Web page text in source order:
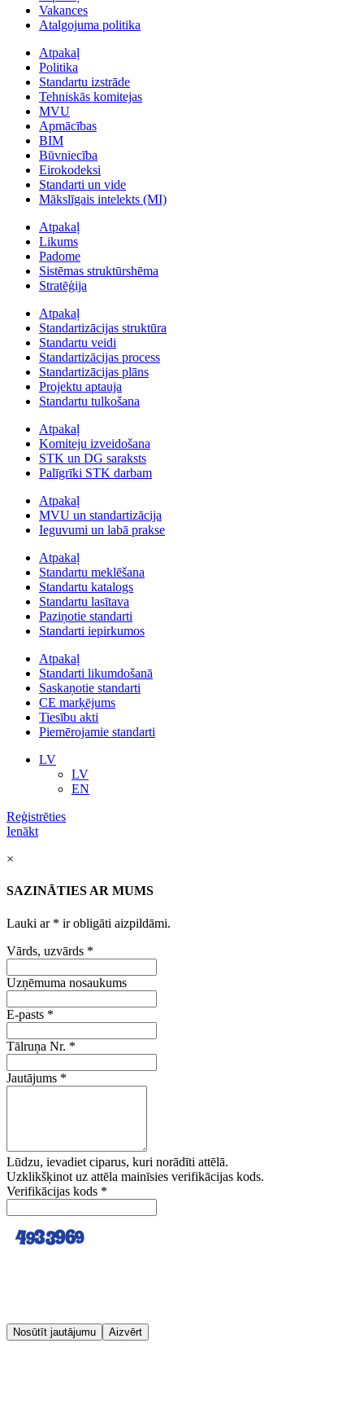
Vakances
Atalgojuma politika
Atpakaļ
Politika
Standartu izstrāde
Tehniskās komitejas
MVU
Apmācības
BIM
Būvniecība
Eirokodeksi
Standarti un vide
Mākslīgais intelekts (MI)
Atpakaļ
Likums
Padome
Sistēmas struktūrshēma
Stratēģija
Atpakaļ
Standartizācijas struktūra
Standartu veidi
Standartizācijas process
Standartizācijas plāns
Projektu aptauja
Standartu tulkošana
Atpakaļ
Komiteju izveidošana
STK un DG saraksts
Palīgrīki STK darbam
Atpakaļ
MVU un standartizācija
Ieguvumi un labā prakse
Atpakaļ
Standartu meklēšana
Standartu katalogs
Standartu lasītava
Paziņotie standarti
Standarti iepirkumos
Atpakaļ
Standarti likumdošanā
Saskaņotie standarti
CE marķējums
Tiesību akti
Piemērojamie standarti
LV
LV
EN
Reģistrēties
Ienākt
×
SAZINĀTIES AR MUMS
Lauki ar * ir obligāti aizpildāmi.
Vārds, uzvārds *
Uzņēmuma nosaukums
E-pasts *
Tālruņa Nr. *
Jautājums *
Lūdzu, ievadiet ciparus, kuri norādīti attēlā.
Uzklikšķinot uz attēla mainīsies verifikācijas kods.
Verifikācijas kods *
Nosūtīt jautājumu Aizvērt